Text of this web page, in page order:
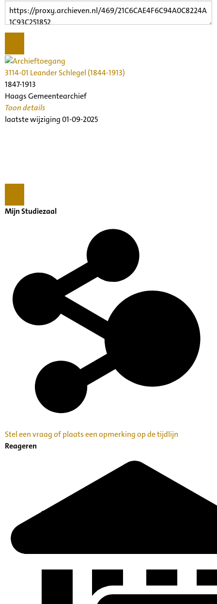
3114-01 Leander Schlegel (1844-1913)
1847-1913
Haags Gemeentearchief
Toon details
Datering:
Openbaarheid:
Een beschrijving van dit archief in de Collecties Nederlands
Muziek Instituut is nog niet beschikbaar op deze website.
Voor meer informatie kunt u contact opnemen via het e-
mailadres nederlandsmuziekinstituut@denhaag.nl
Categorie:
Families en Personen
Kunst, Cultuur en Erfgoedbeheer
Leander Schlegel
laatste wijziging 01-09-2025
Mijn Studiezaal
Stel een vraag of plaats een opmerking op de tijdlijn
Reageren